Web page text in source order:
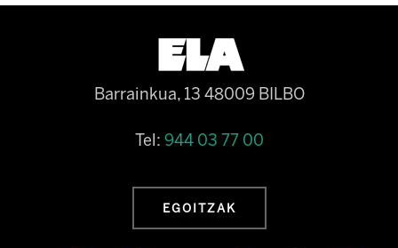
Barrainkua, 13 48009 BILBO
Tel: 944 03 77 00
EGOITZAK